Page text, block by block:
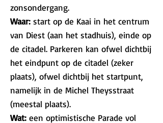
zonsondergang.
Waar: start op de Kaai in het centrum
van Diest (aan het stadhuis), einde op
de citadel. Parkeren kan ofwel dichtbij
het eindpunt op de citadel (zeker
plaats), ofwel dichtbij het startpunt,
namelijk in de Michel Theysstraat
(meestal plaats).
Wat: een optimistische Parade vol